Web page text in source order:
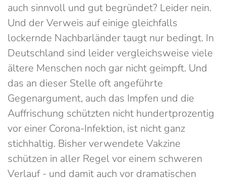
auch sinnvoll und gut begründet? Leider nein.
Und der Verweis auf einige gleichfalls
lockernde Nachbarländer taugt nur bedingt. In
Deutschland sind leider vergleichsweise viele
ältere Menschen noch gar nicht geimpft. Und
das an dieser Stelle oft angeführte
Gegenargument, auch das Impfen und die
Auffrischung schützten nicht hundertprozentig
vor einer Corona-Infektion, ist nicht ganz
stichhaltig. Bisher verwendete Vakzine
schützen in aller Regel vor einem schweren
Verlauf - und damit auch vor dramatischen